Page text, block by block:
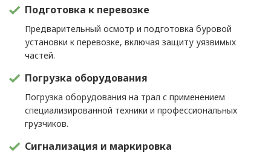
Подготовка к перевозке
Предварительный осмотр и подготовка буровой
установки к перевозке, включая защиту уязвимых
частей.
Погрузка оборудования
Погрузка оборудования на трал с применением
специализированной техники и профессиональных
грузчиков.
Сигнализация и маркировка